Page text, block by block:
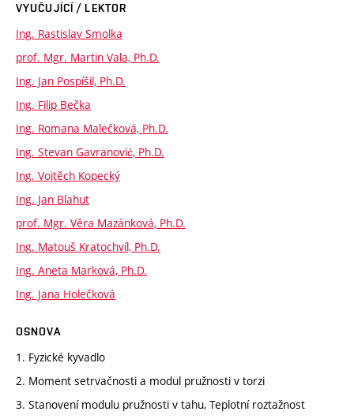
VYUČUJÍCÍ / LEKTOR
Ing. Rastislav Smolka
prof. Mgr. Martin Vala, Ph.D.
Ing. Jan Pospíšil, Ph.D.
Ing. Filip Bečka
Ing. Romana Malečková, Ph.D.
Ing. Stevan Gavranović, Ph.D.
Ing. Vojtěch Kopecký
Ing. Jan Blahut
prof. Mgr. Věra Mazánková, Ph.D.
Ing. Matouš Kratochvíl, Ph.D.
Ing. Aneta Marková, Ph.D.
Ing. Jana Holečková
OSNOVA
1. Fyzické kyvadlo
2. Moment setrvačnosti a modul pružnosti v torzi
3. Stanovení modulu pružnosti v tahu, Teplotní roztažnost